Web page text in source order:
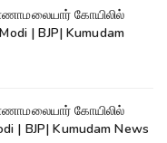
கோயிலில்
Kumudam
கோயிலில்
News